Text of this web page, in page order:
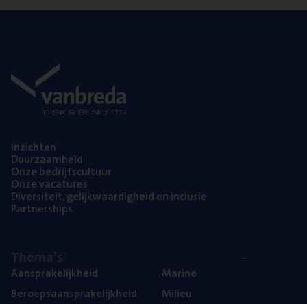
Inzich­ten
Duur­zaam­heid
Onze bedrijfs­cul­tuur
Onze vaca­tu­res
Diver­si­teit, gelijk­waar­dig­heid en inclusie
Part­ner­ships
Aan­spra­ke­lijk­heid
Beroeps­aan­spra­ke­lijk­heid
Mari­ne
Mili­eu